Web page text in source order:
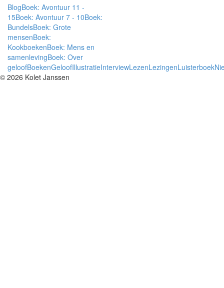
BlogBoek: Avontuur 11 -
15Boek: Avontuur 7 - 10Boek:
BundelsBoek: Grote
mensenBoek:
KookboekenBoek: Mens en
samenlevingBoek: Over
geloofBoekenGeloofIllustratieInterviewLezenLezingenLuisterboek
© 2026 Kolet Janssen